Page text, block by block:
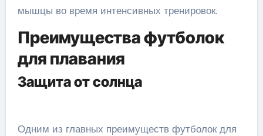
мышцы во время интенсивных тренировок.
Преимущества футболок
для плавания
Защита от солнца
Одним из главных преимуществ футболок для